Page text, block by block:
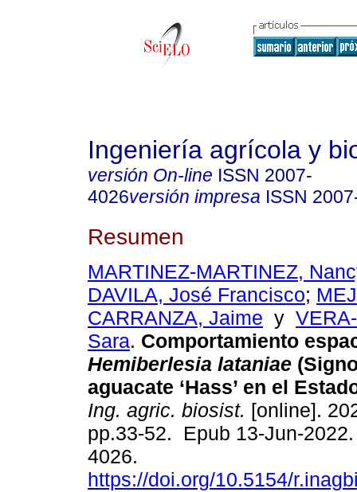
Ingeniería agrícola y
versión On-line ISSN 2007-
4026versión impresa ISSN
Resumen
MARTINEZ-MARTINEZ,
DAVILA, José Francisco;
CARRANZA, Jaime y
Sara. Comportamiento
Hemiberlesia lataniae
aguacate ‘Hass’ en el
Ing. agric. biosist. [online].
pp.33-52. Epub 13-Jun-
4026.
https://doi.org/10.5154/